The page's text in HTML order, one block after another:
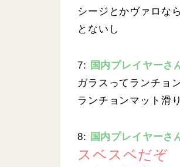
シージとかヴァロな
とないし
7: 国内プレイヤーさ
ガラスってランチョ
ランチョンマット滑
8: 国内プレイヤーさ
スベスベだぞ